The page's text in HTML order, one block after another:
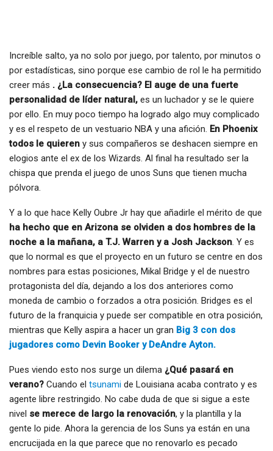
Increíble salto, ya no solo por juego, por talento, por minutos o
por estadísticas, sino porque ese cambio de rol le ha permitido
creer más . ¿La consecuencia? El auge de una fuerte
personalidad de líder natural, es un luchador y se le quiere
por ello. En muy poco tiempo ha logrado algo muy complicado
y es el respeto de un vestuario NBA y una afición. En Phoenix
todos le quieren y sus compañeros se deshacen siempre en
elogios ante el ex de los Wizards. Al final ha resultado ser la
chispa que prenda el juego de unos Suns que tienen mucha
pólvora.
Y a lo que hace Kelly Oubre Jr hay que añadirle el mérito de que
ha hecho que en Arizona se olviden a dos hombres de la
noche a la mañana, a T.J. Warren y a Josh Jackson . Y es
que lo normal es que el proyecto en un futuro se centre en dos
nombres para estas posiciones, Mikal Bridge y el de nuestro
protagonista del día, dejando a los dos anteriores como
moneda de cambio o forzados a otra posición. Bridges es el
futuro de la franquicia y puede ser compatible en otra posición,
mientras que Kelly aspira a hacer un gran Big 3 con dos
jugadores como Devin Booker y DeAndre Ayton.
Pues viendo esto nos surge un dilema ¿Qué pasará en
verano? Cuando el tsunami de Louisiana acaba contrato y es
agente libre restringido. No cabe duda de que si sigue a este
nivel se merece de largo la renovación, y la plantilla y la
gente lo pide. Ahora la gerencia de los Suns ya están en una
encrucijada en la que parece que no renovarlo es pecado